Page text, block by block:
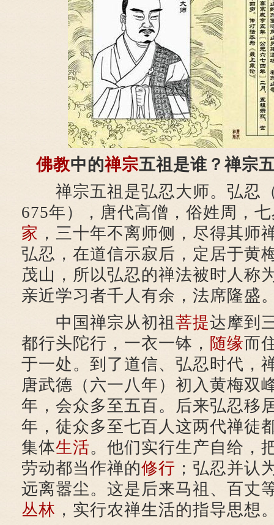
佛教中的禅宗五祖是谁？禅宗
禅宗五祖是弘忍大师。弘忍
675年），唐代高僧，俗姓周，
家 ，三十年不离师侧，尽得其师
弘忍，在道信示寂后，定居于黄
茂山，所以弘忍的禅法被时人称
亲近学习者千人有余，法席隆盛
中国禅宗从初祖 菩提达摩到
都行头陀行，一衣一钵， 随缘而
于一处。到了道信、弘忍时代，
唐武德（六一八年）初入黄梅双
年，会众多至五百。后来弘忍移
年，徒众多至七百人这两代禅徒
集体生活。他们实行生产自给，
劳动都当作禅的修行 ；弘忍并认
远离嚣尘。这是后来马祖、百丈
丛林 ，实行农禅生活的指导思想